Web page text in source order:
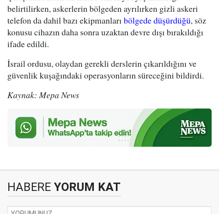
belirtilirken, askerlerin bölgeden ayrılırken gizli askeri
telefon da dahil bazı ekipmanlarıbölgede düşürdüğü, söz
konusu cihazın daha sonra uzaktan devre dışı bırakıldığı
ifade edildi.
İsrail ordusu, olaydan gerekli derslerin çıkarıldığını ve
güvenlik kuşağındaki operasyonların süreceğini bildirdi.
Kaynak: Mepa News
HABERE YORUM KAT